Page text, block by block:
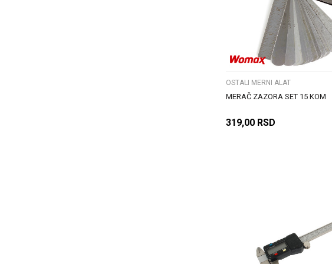
UPOREDI
OSTALI MERNI ALAT
MERAČ ZAZORA SET 15 KOM
319,00 RSD
UPOREDI